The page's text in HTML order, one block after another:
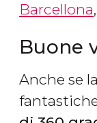
Barcellona
Buone
Anche se